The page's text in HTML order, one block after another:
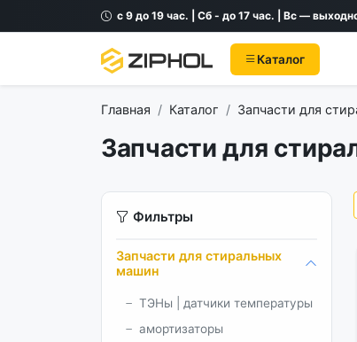
с 9 до 19 час. | Сб - до 17 час. | Вс —
Каталог
Главная Каталог Запчасти для
Запчасти для
Фильтры
Запчасти для стиральных
машин
ТЭНы | датчики температуры
амортизаторы